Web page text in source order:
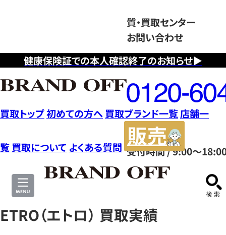
健康保険証での本人確認終了のお知らせ▶
質・買取センター
お問い合わせ
フ
リ
ー
ダ
イ
ヤ
ル
0120604117
受付時間 / 9:00～
買取トップ初めての方へ 買取ブランド一覧店舗一
覧 買取について よくある質問
サ
ETRO（エトロ） 買取実績